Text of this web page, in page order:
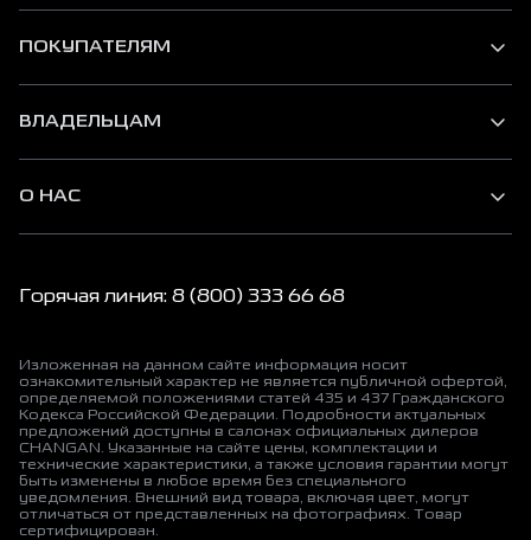
ПОКУПАТЕЛЯМ
ВЛАДЕЛЬЦАМ
О НАС
Горячая линия: 8 (800) 333 66 68
Изложенная на данном сайте информация носит
ознакомительный характер не является публичной офертой,
определяемой положениями статей 435 и 437 Гражданского
Кодекса Российской Федерации. Подробности актуальных
предложений доступны в салонах официальных дилеров
CHANGAN. Указанные на сайте цены, комплектации и
технические характеристики, а также условия гарантии могут
быть изменены в любое время без специального
уведомления. Внешний вид товара, включая цвет, могут
отличаться от представленных на фотографиях. Товар
сертифицирован.